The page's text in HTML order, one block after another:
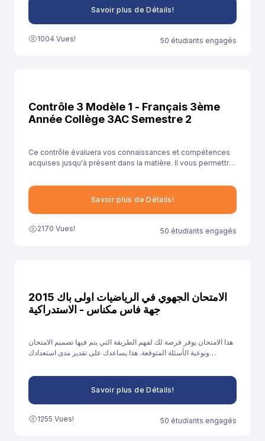
Savoir plus de Détails!
1004 Vues! 50 étudiants engagés
Contrôle 3 Modèle 1 - Français 3ème
Année Collège 3AC Semestre 2
Ce contrôle évaluera vos connaissances et compétences
acquises jusqu'à présent dans la matière. Il vous permettra
votre capacité à les appliquer dans des contextes variés.
Savoir plus de Détails!
2170 Vues! 50 étudiants engagés
الامتحان الجهوي في الرياضيات اولى باك 2015
جهة فاس مكناس - الاستدراكية
هذا الامتحان يوفر فرصة لك لفهم الطريقة التي يتم فيها تصميم الامتحان
ونوعية الأسئلة المتوقعة. هذا يساعدك على تقدير مدى استعدادك
Savoir plus de Détails!
1255 Vues! 50 étudiants engagés